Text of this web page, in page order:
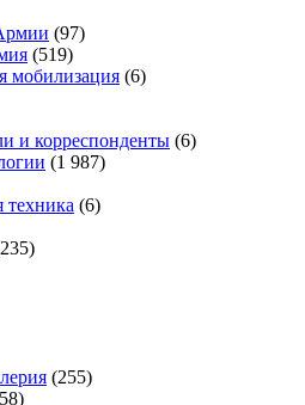
(97)
(519)
мобилизация (6)
и корреспонденты (6)
(1 987)
техника (6)
(255)